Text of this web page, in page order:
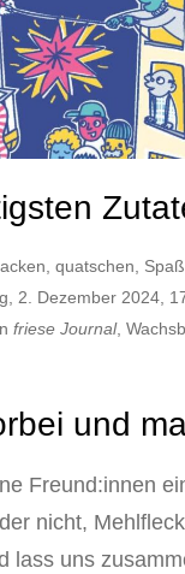
quatschen,
2. Dezember 2024,
friese Journal,
und
Freund:innen
nicht,
lass uns